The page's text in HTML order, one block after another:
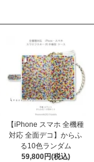
【iPhone スマホ 全機種
対応 全面デコ】からふ
る10色ランダム
59,800円(税込)